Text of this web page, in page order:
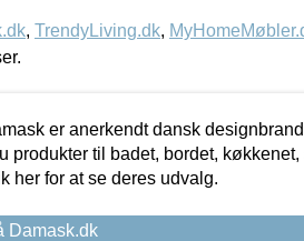
, TrendyLiving.dk,
er anerkendt dansk
produkter til badet, bordet,
her for at se deres udvalg.
Damask.dk